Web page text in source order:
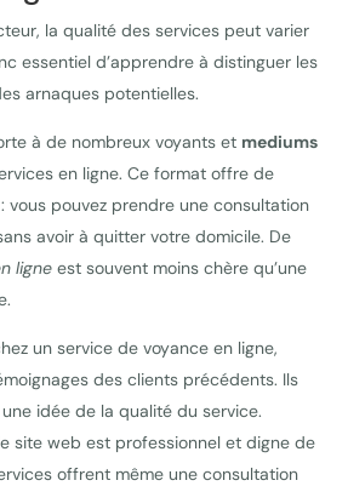
la qualité des services peut varier
essentiel d’apprendre à distinguer les
arnaques potentielles.
à de nombreux voyants et mediums
en ligne. Ce format offre de
vous pouvez prendre une consultation
avoir à quitter votre domicile. De
ligne est souvent moins chère qu’une
un service de voyance en ligne,
des clients précédents. Ils
idée de la qualité du service.
site web est professionnel et digne de
offrent même une consultation